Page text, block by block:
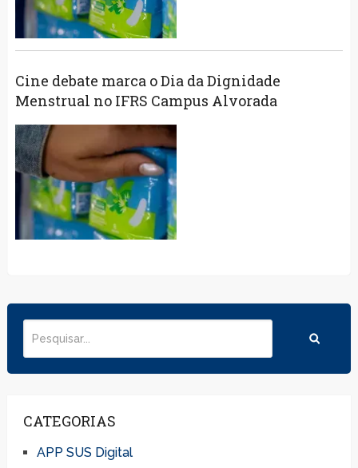
Cine debate marca o Dia da Dignidade
Menstrual no IFRS Campus Alvorada
CATEGORIAS
APP SUS Digital